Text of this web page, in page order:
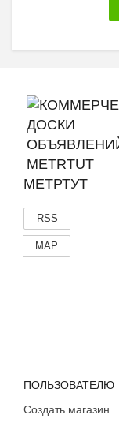
МЕТРТУТ
RSS
MAP
ПОЛЬЗОВАТЕЛЮ
Создать магазин